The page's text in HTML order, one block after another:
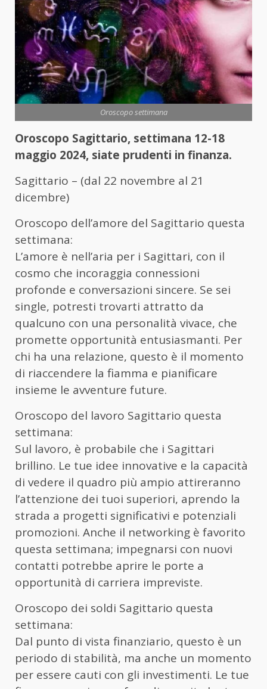
Oroscopo settimana
Oroscopo Sagittario, settimana 12-18
maggio 2024, siate prudenti in finanza.
Sagittario – (dal 22 novembre al 21
dicembre)
Oroscopo dell’amore del Sagittario questa
settimana:
L’amore è nell’aria per i Sagittari, con il
cosmo che incoraggia connessioni
profonde e conversazioni sincere. Se sei
single, potresti trovarti attratto da
qualcuno con una personalità vivace, che
promette opportunità entusiasmanti. Per
chi ha una relazione, questo è il momento
di riaccendere la fiamma e pianificare
insieme le avventure future.
Oroscopo del lavoro Sagittario questa
settimana:
Sul lavoro, è probabile che i Sagittari
brillino. Le tue idee innovative e la capacità
di vedere il quadro più ampio attireranno
l’attenzione dei tuoi superiori, aprendo la
strada a progetti significativi e potenziali
promozioni. Anche il networking è favorito
questa settimana; impegnarsi con nuovi
contatti potrebbe aprire le porte a
opportunità di carriera impreviste.
Oroscopo dei soldi Sagittario questa
settimana:
Dal punto di vista finanziario, questo è un
periodo di stabilità, ma anche un momento
per essere cauti con gli investimenti. Le tue